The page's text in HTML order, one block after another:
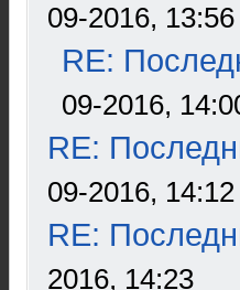
09-2016, 13:56
RE:
09-2016,
RE:
09-2016, 14:12
RE:
2016, 14:23